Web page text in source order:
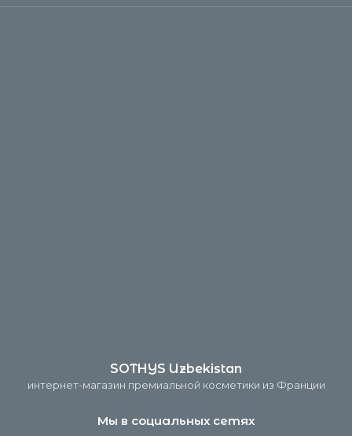
SOTHYS Uzbekistan
интернет-магазин премиальной косметики из Франции
Мы в социальных сетях